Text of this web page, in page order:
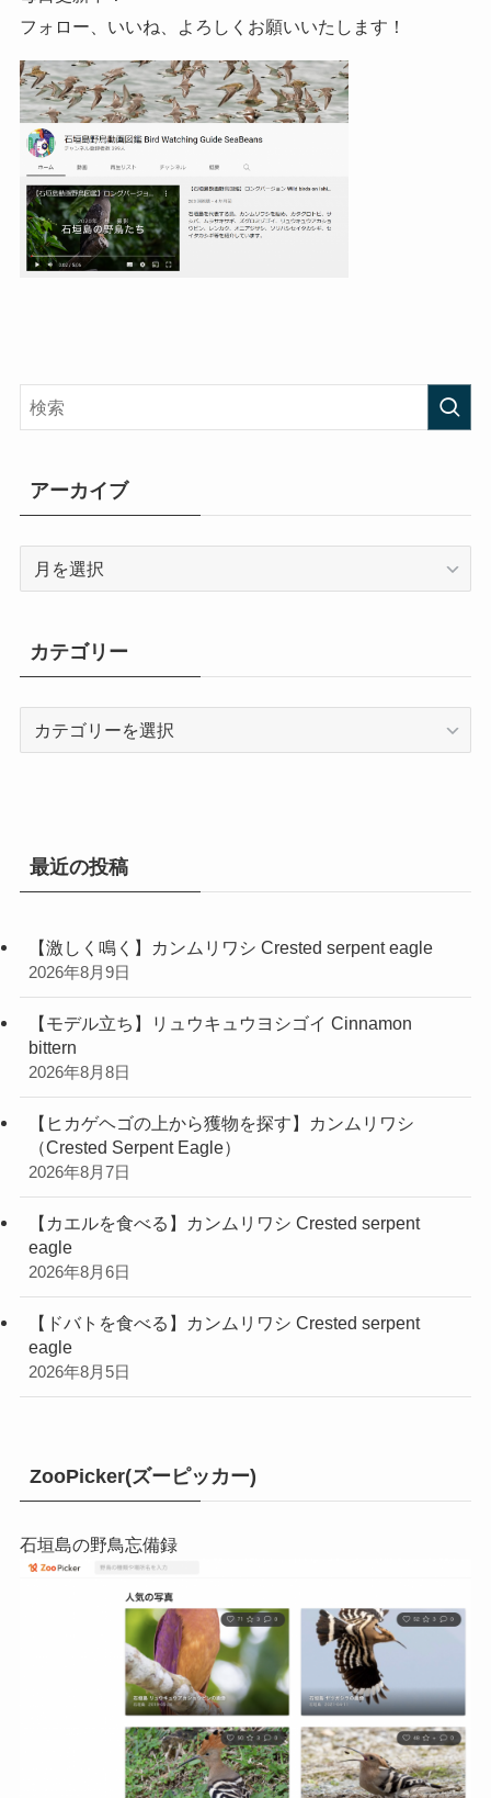
フォロー、いいね、よろしくお願いいたします！
アーカイブ
ブ
カテゴリー
最近の投稿
【激しく鳴く】カンムリワシ Crested serpent eagle
2026年8月9日
【モデル立ち】リュウキュウヨシゴイ Cinnamon
bittern
2026年8月8日
【ヒカゲヘゴの上から獲物を探す】カンムリワシ
（Crested Serpent Eagle）
2026年8月7日
【カエルを食べる】カンムリワシ Crested serpent
eagle
2026年8月6日
【ドバトを食べる】カンムリワシ Crested serpent
eagle
2026年8月5日
ZooPicker(ズーピッカー)
石垣島の野鳥忘備録